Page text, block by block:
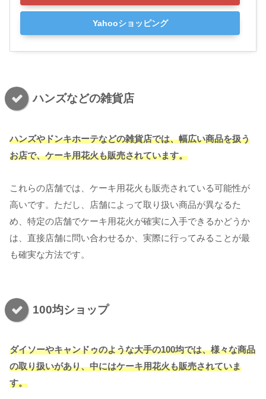
Yahooショッピング
ハンズなどの雑貨店
ハンズやドンキホーテなどの雑貨店では、幅広い商品を扱う
お店で、ケーキ用花火も販売されています。
これらの店舗では、ケーキ用花火も販売されている可能性が
高いです。ただし、店舗によって取り扱い商品が異なるた
め、特定の店舗でケーキ用花火が確実に入手できるかどうか
は、直接店舗に問い合わせるか、実際に行ってみることが最
も確実な方法です。
100均ショップ
ダイソーやキャンドゥのような大手の100均では、様々な商品
の取り扱いがあり、中にはケーキ用花火も販売されていま
す。